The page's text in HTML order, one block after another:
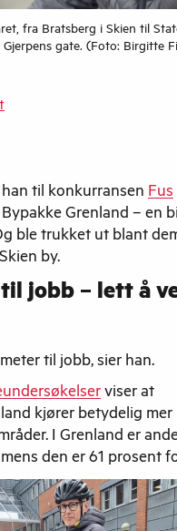
fra Bratsberg i Skien til
gate. (Foto: Birgitte
til konkurransen Fus
Grenland – en
ble trukket ut blant
by.
jobb – lett å
til jobb, sier han.
viser at
kjører betydelig mer
I Grenland er
den er 61 prosent